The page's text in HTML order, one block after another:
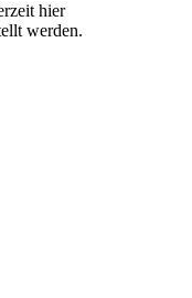
hier
werden.